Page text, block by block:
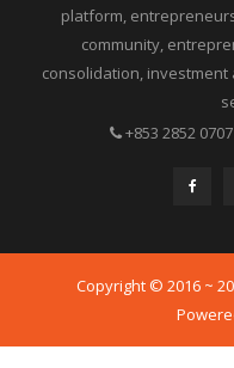
platform,
community,
consolidation,
+853 2852 0707
Copyright © 2016 ~